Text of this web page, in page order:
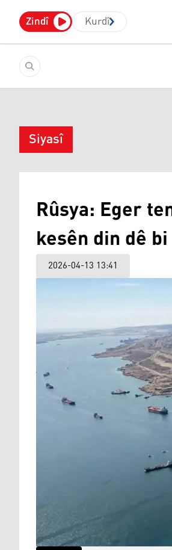
Zindî Kurdî
Siyasî
Rûsya: Eger
kesên din dê
2026-04-13 13:41